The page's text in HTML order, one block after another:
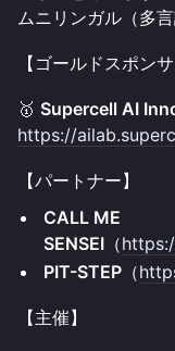
ムニリンガル（多
【ゴールドスポンサ
🥇 Supercell AI
https://
【パートナー】
CALL ME
SENSEI （
PIT-STEP （
【主催】